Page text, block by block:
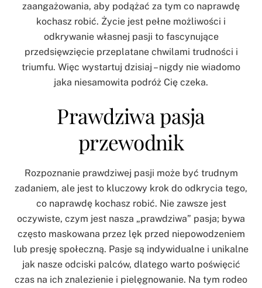
zaangażowania, aby podążać za tym co naprawdę
kochasz robić. Życie jest pełne możliwości i
odkrywanie własnej pasji to fascynujące
przedsięwzięcie przeplatane chwilami trudności i
triumfu. Więc wystartuj dzisiaj – nigdy nie wiadomo
jaka niesamowita podróż Cię czeka.
Prawdziwa pasja
przewodnik
Rozpoznanie prawdziwej pasji może być trudnym
zadaniem, ale jest to kluczowy krok do odkrycia tego,
co naprawdę kochasz robić. Nie zawsze jest
oczywiste, czym jest nasza „prawdziwa” pasja; bywa
często maskowana przez lęk przed niepowodzeniem
lub presję społeczną. Pasje są indywidualne i unikalne
jak nasze odciski palców, dlatego warto poświęcić
czas na ich znalezienie i pielęgnowanie. Na tym rodeo